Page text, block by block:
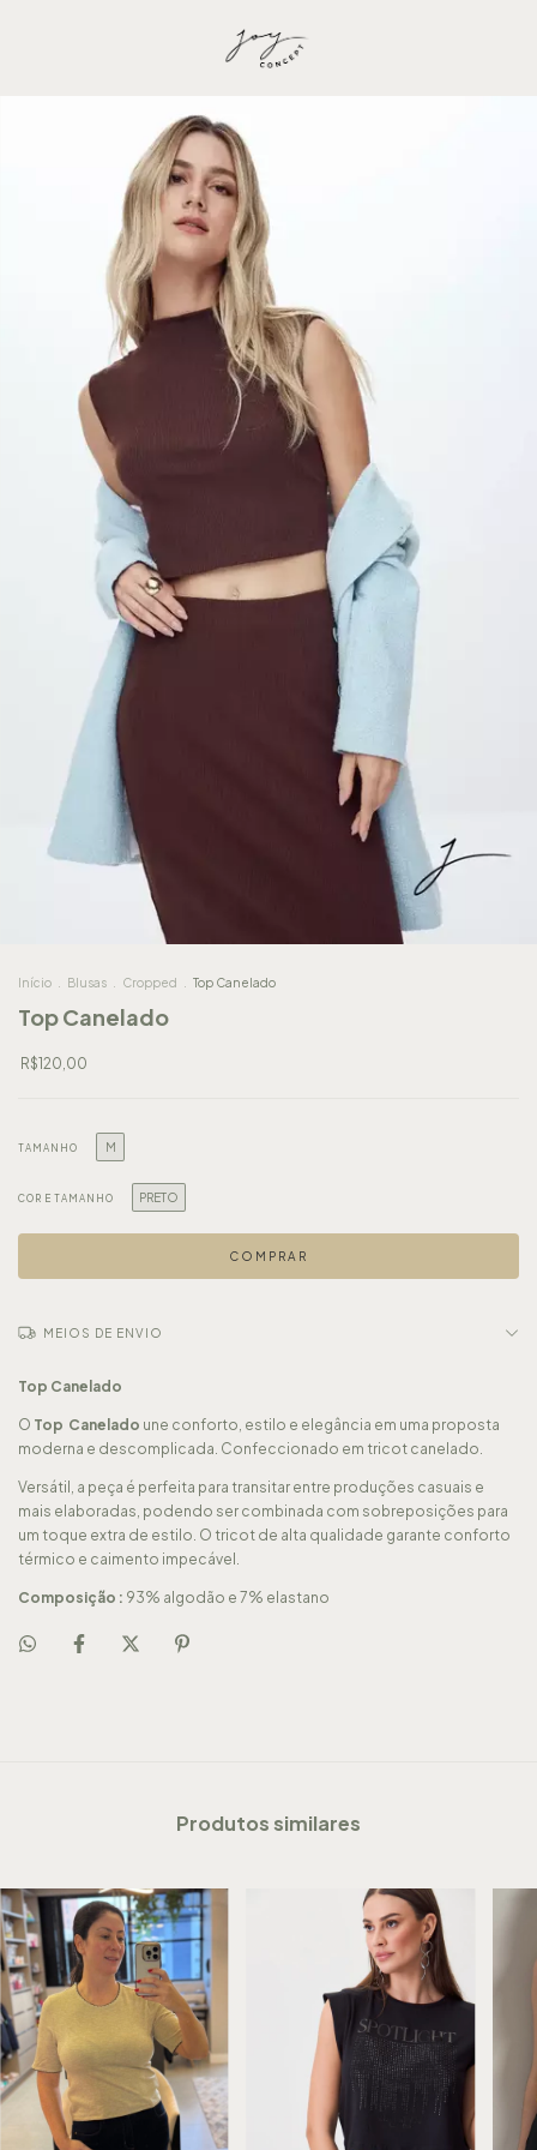
Início Blusas Cropped Top Canelado
Top Canelado
R$120,00
TAMANHO M
COR E TAMANHO PRETO
MEIOS DE ENVIO
Top Canelado
O Top Canelado une conforto, estilo e elegância em uma proposta
moderna e descomplicada. Confeccionado em tricot canelado.
Versátil, a peça é perfeita para transitar entre produções casuais e
mais elaboradas, podendo ser combinada com sobreposições para
um toque extra de estilo. O tricot de alta qualidade garante conforto
térmico e caimento impecável.
Composição : 93% algodão e 7% elastano
Produtos similares